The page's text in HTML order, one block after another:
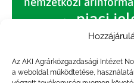
Az AKI Agrárközgazdasági Intézet
a weboldal működtetése,
piac piaci
sertés
szarvasmarha termelés
ár tojás világpiac